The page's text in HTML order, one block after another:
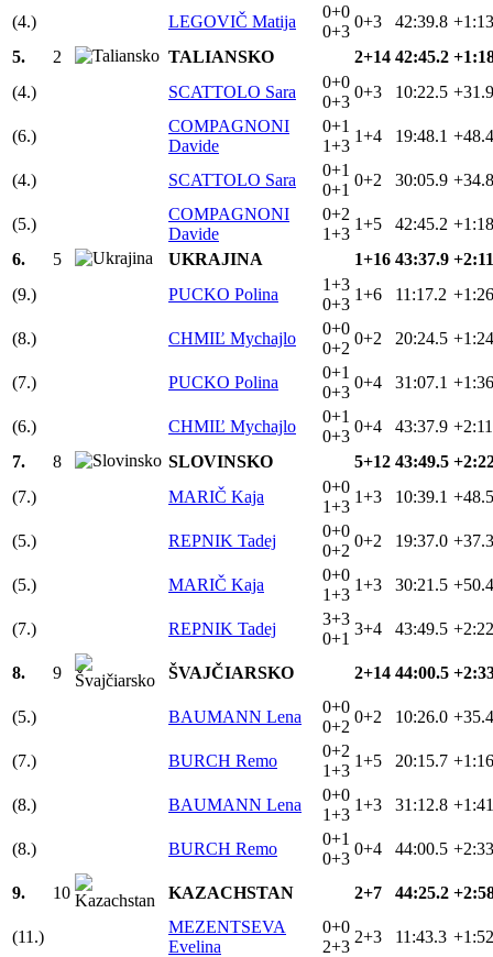
(4.) LEGOVIČ Matija
0+0
0+3
0+3 42:39.8
5.
2 TALIANSKO 2+14 42:45.2
(4.)
SCATTOLO Sara
0+0
0+3
0+3 10:22.5 +31.9
(6.)
COMPAGNONI
Davide
0+1
1+3
1+4 19:48.1 +48.4
(4.) SCATTOLO Sara
0+1
0+1
0+2 30:05.9 +34.8
(5.)
COMPAGNONI
Davide
0+2
1+3
1+5 42:45.2
6.
5 UKRAJINA 1+16 43:37.9
(9.)
PUCKO Polina
1+3
0+3
1+6 11:17.2
(8.) CHMIĽ Mychajlo
0+0
0+2
0+2 20:24.5
(7.) PUCKO Polina
0+1
0+3
0+4 31:07.1
(6.) CHMIĽ Mychajlo
0+1
0+3
0+4 43:37.9
7.
8 SLOVINSKO 5+12 43:49.5
(7.)
MARIČ Kaja
0+0
1+3
1+3 10:39.1 +48.5
(5.) REPNIK Tadej
0+0
0+2
0+2 19:37.0 +37.3
(5.) MARIČ Kaja
0+0
1+3
1+3 30:21.5 +50.4
(7.) REPNIK Tadej
3+3
0+1
3+4 43:49.5
8. 9 ŠVAJČIARSKO 2+14 44:00.5
(5.) BAUMANN Lena
0+0
0+2
0+2 10:26.0 +35.4
(7.) BURCH Remo
0+2
1+3
1+5 20:15.7
(8.) BAUMANN Lena
0+0
1+3
1+3 31:12.8
(8.) BURCH Remo
0+1
0+3
0+4 44:00.5
9. 10 KAZACHSTAN 2+7 44:25.2
(11.)
MEZENTSEVA
Evelina
0+0
2+3
2+3 11:43.3